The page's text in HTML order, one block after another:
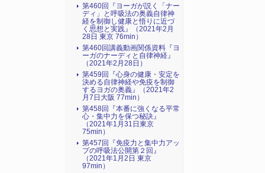
第460回『ヨーガが説く「ナー
ディ」と呼吸法の奥義自律神
経を制御し健康と悟りに近づ
く思想と実践』（2021年2月
28日 東京 76min）
第460回講義動画関係資料『ヨ
ーガのナーディと自律神経』
（2021年2月28日）
第459回『心身の健康・安定を
決める自律神経や免疫を制御
するヨガの奥義』（2021年2
月7日大阪 77min）
第458回『本番に強くなる平常
心・集中力を保つ秘訣』
（2021年1月31日東京
75min）
第457回『免疫力と集中力アッ
プの呼吸法公開第２回』
（2021年1月2日 東京
97min）